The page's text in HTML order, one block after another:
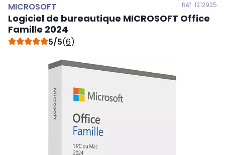
MICROSOFT Réf. 1212925
Logiciel de bureautique MICROSOFT Office
Famille 2024
5/5(6)